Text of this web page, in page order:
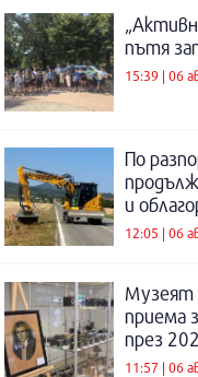
пътя
15:39 | 06
По
и
12:05 | 06
Музеят
приема
през
11:57 | 06